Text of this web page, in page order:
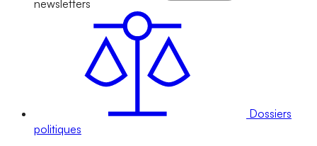
newsletters
Dossiers
politiques